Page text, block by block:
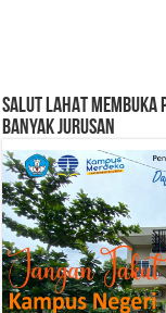
SALUT LAHAT MEMBUKA
BANYAK JURUSAN